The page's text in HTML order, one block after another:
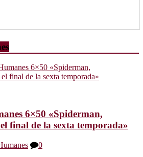
6×50 «Spiderman,
final de la sexta temporada»
0